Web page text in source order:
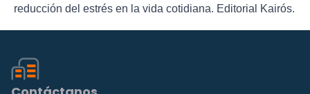
reducción del estrés en la vida cotidiana. Editorial Kairós.